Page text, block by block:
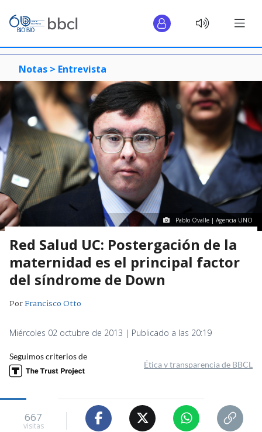
Notas > Entrevista
Pablo Ovalle | Agencia UNO
Red Salud UC: Postergación de la
maternidad es el principal factor
del síndrome de Down
PorFrancisco Otto
Miércoles 02 octubre de 2013 | Publicado a las 20:19
Seguimos criterios de
Ética y transparencia de BBCL
667
visitas